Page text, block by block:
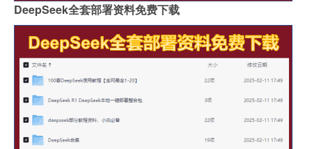
DeepSeek全套部署资料免费下载